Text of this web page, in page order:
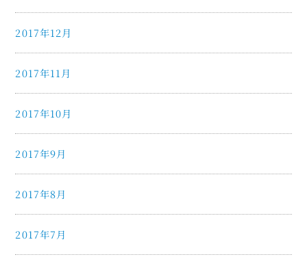
2017年12月
2017年11月
2017年10月
2017年9月
2017年8月
2017年7月